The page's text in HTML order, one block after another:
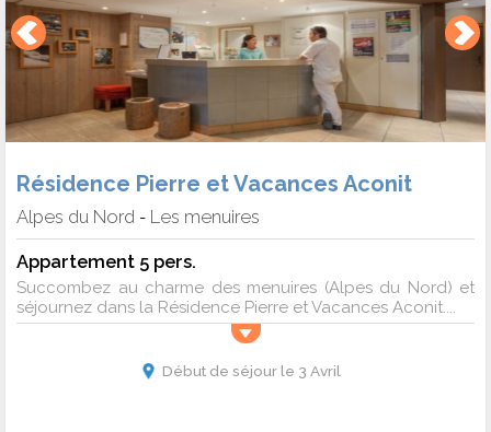
Résidence Pierre et Vacances Aconit
Alpes du Nord - Les menuires
Appartement 5 pers.
Succombez au charme des menuires (Alpes du Nord) et
séjournez dans la Résidence Pierre et Vacances Aconit....
Début de séjour le 3 Avril